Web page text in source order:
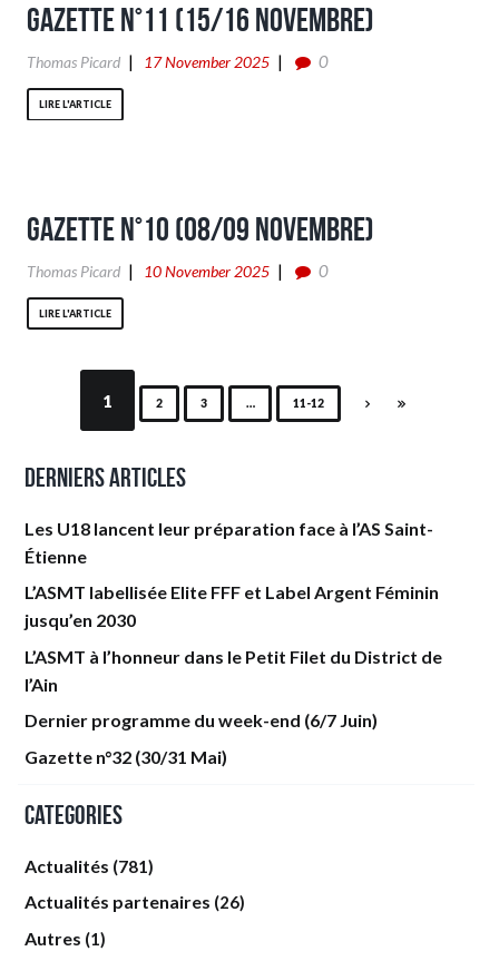
Gazette n°11 (15/16 Novembre)
Thomas Picard 17 November 2025 0
LIRE L'ARTICLE
Gazette n°10 (08/09 Novembre)
Thomas Picard 10 November 2025 0
LIRE L'ARTICLE
1 2 3 … 11-12
Derniers articles
Les U18 lancent leur préparation face à l’AS Saint-
Étienne
L’ASMT labellisée Elite FFF et Label Argent Féminin
jusqu’en 2030
L’ASMT à l’honneur dans le Petit Filet du District de
l’Ain
Dernier programme du week-end (6/7 Juin)
Gazette n°32 (30/31 Mai)
Categories
Actualités (781)
Actualités partenaires (26)
Autres (1)